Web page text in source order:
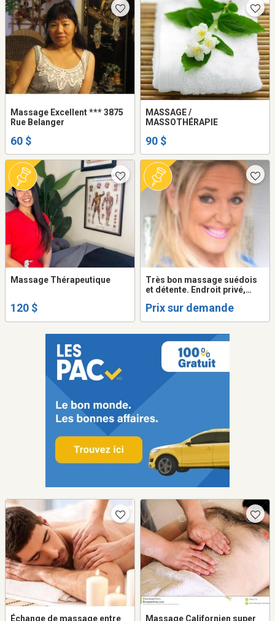
Massage Excellent *** 3875
Rue Belanger
60 $
MASSAGE /
MASSOTHÉRAPIE
90 $
Massage Thérapeutique
120 $
Très bon massage suédois
et détente. Endroit privé,
Prix sur demande
Échange de massage entre
Massage Californien super